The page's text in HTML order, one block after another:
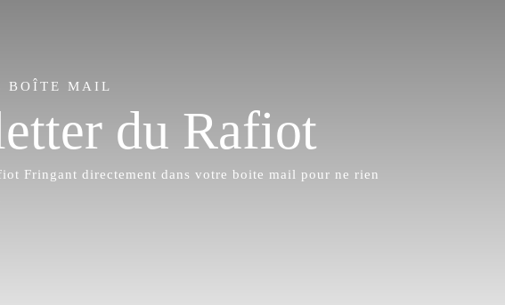
BOÎTE MAIL
du Rafiot
Fringant directement dans votre boite mail pour ne rien